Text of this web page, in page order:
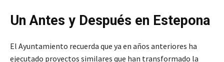
Un Antes y Después en Estepona
El Ayuntamiento recuerda que ya en años anteriores ha
ejecutado proyectos similares que han transformado la